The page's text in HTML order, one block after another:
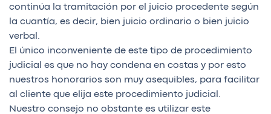
continúa la tramitación por el juicio procedente según
la cuantía, es decir, bien juicio ordinario o bien juicio
verbal.
El único inconveniente de este tipo de procedimiento
judicial es que no hay condena en costas y por esto
nuestros honorarios son muy asequibles, para facilitar
al cliente que elija este procedimiento judicial.
Nuestro consejo no obstante es utilizar este